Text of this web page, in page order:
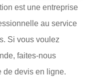
est une entreprise
au service
Si vous voulez
faites-nous
de devis en ligne.